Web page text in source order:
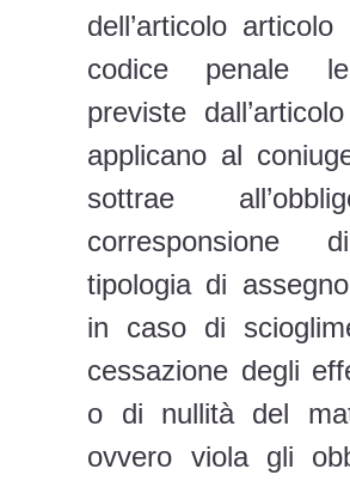
dell’articolo
codice penale
previste
applicano al
sottrae
corresponsione
tipologia di
in caso di
cessazione degli
o di nullità del
ovvero viola gli